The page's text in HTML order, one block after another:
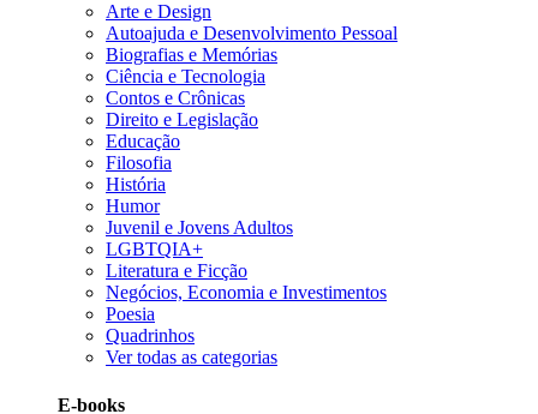
Arte e Design
Autoajuda e Desenvolvimento Pessoal
Biografias e Memórias
Ciência e Tecnologia
Contos e Crônicas
Direito e Legislação
Educação
Filosofia
História
Humor
Juvenil e Jovens Adultos
LGBTQIA+
Literatura e Ficção
Negócios, Economia e Investimentos
Poesia
Quadrinhos
Ver todas as categorias
E-books